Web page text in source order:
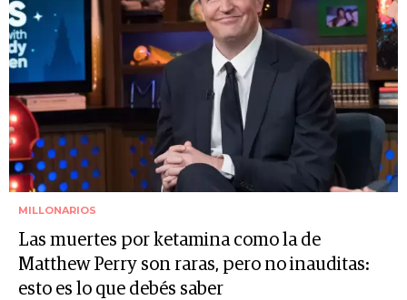
MILLONARIOS
Las muertes por ketamina como la de
Matthew Perry son raras, pero no inauditas:
esto es lo que debés saber